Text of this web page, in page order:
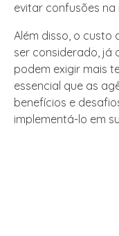
evitar confusões na
Além disso, o
ser considerado, já
podem exigir mais
essencial que as
benefícios e
implementá-lo em